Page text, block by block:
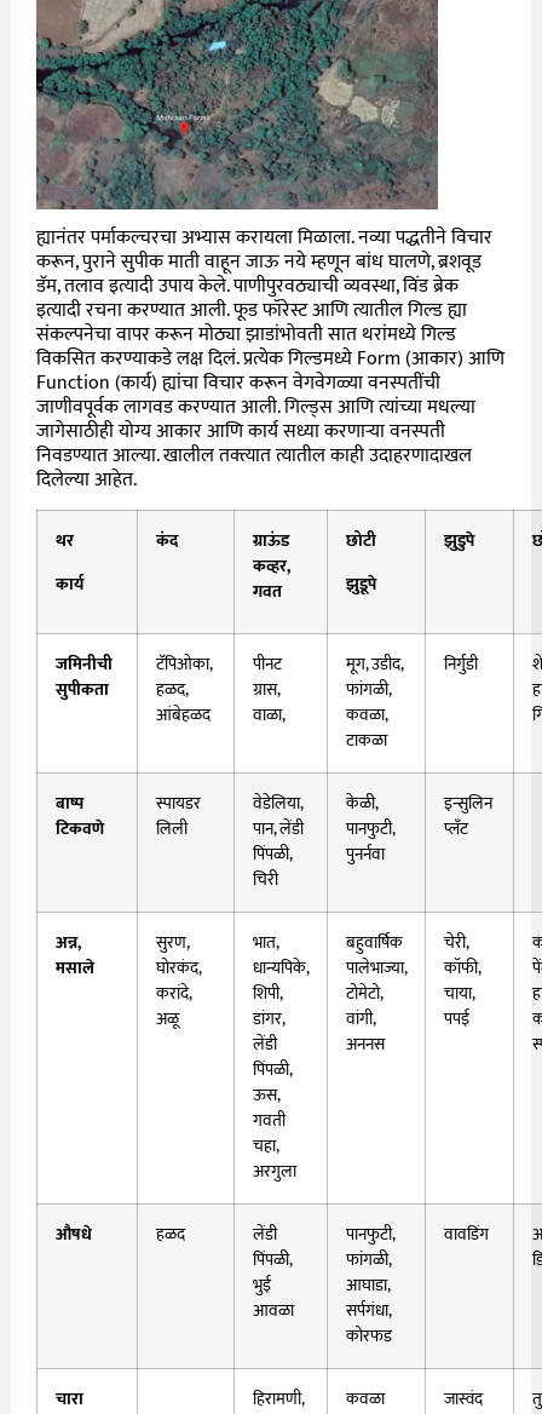
ह्यानंतर पर्माकल्चरचा अभ्यास करायला मिळाला. नव्या पद्धतीने विचार
करून, पुराने सुपीक माती वाहून जाऊ नये म्हणून बांध घालणे, ब्रशवूड
डॅम, तलाव इत्यादी उपाय केले. पाणीपुरवठ्याची व्यवस्था, विंड ब्रेक
इत्यादी रचना करण्यात आली. फूड फॉरेस्ट आणि त्यातील गिल्ड ह्या
संकल्पनेचा वापर करून मोठ्या झाडांभोवती सात थरांमध्ये गिल्ड
विकसित करण्याकडे लक्ष दिलं. प्रत्येक गिल्डमध्ये Form (आकार) आणि
Function (कार्य) ह्यांचा विचार करून वेगवेगळ्या वनस्पतींची
जाणीवपूर्वक लागवड करण्यात आली. गिल्ड्स आणि त्यांच्या मधल्या
जागेसाठीही योग्य आकार आणि कार्य सध्या करणाऱ्या वनस्पती
निवडण्यात आल्या. खालील तक्त्यात त्यातील काही उदाहरणादाखल
दिलेल्या आहेत.
थर
कार्य
कंद
ग्राऊंड
कव्हर,
गवत
छोटी
झुडूपे
झुडुपे
जमिनीची
सुपीकता
टॅपिओका,
हळद,
आंबेहळद
पीनट
ग्रास,
वाळा,
मूग, उडीद,
फांगळी,
कवळा,
टाकळा
निर्गुडी
बाष्प
टिकवणे
स्पायडर
लिली
वेडेलिया,
पान, लेंडी
पिंपळी,
चिरी
केळी,
पानफुटी,
पुनर्नवा
इन्सुलिन
प्लँट
अन्न,
मसाले
सुरण,
घोरकंद,
करांदे,
अळू
भात,
धान्यपिके,
शिपी,
डांगर,
लेंडी
पिंपळी,
ऊस,
गवती
चहा,
अरगुला
बहुवार्षिक
पालेभाज्या,
टोमेटो,
वांगी,
अननस
चेरी,
कॉफी,
चाया,
पपई
औषधे हळद
लेंडी
पिंपळी,
भुई
आवळा
पानफुटी,
फांगळी,
आघाडा,
सर्पगंधा,
कोरफड
वावडिंग
चारा
हिरामणी,
कवळा जास्वंद